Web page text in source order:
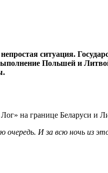
ситуация.
Польшей и
на границе Беларуси и
И за всю ночь из